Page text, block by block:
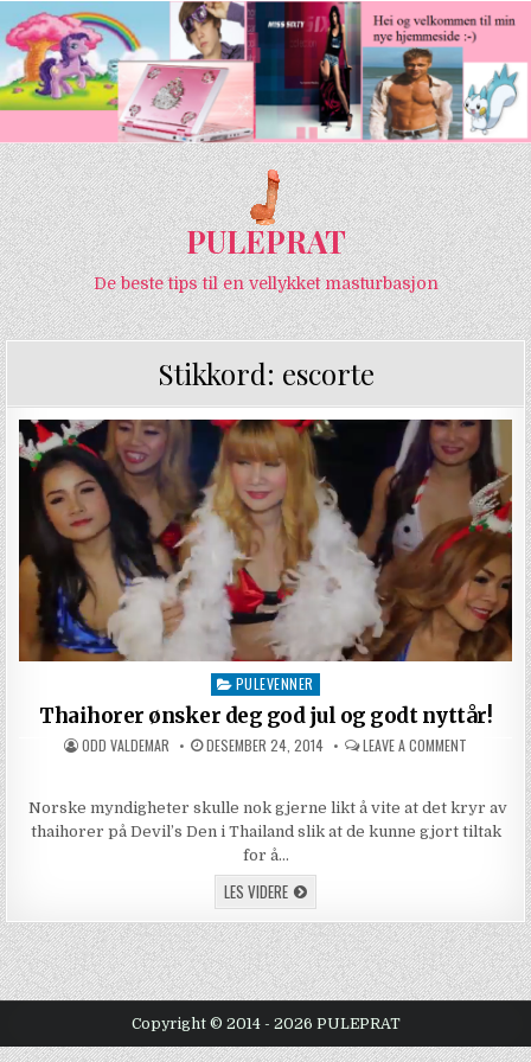
PULEPRAT
De beste tips til en vellykket masturbasjon
Stikkord: escorte
Posted in
PULEVENNER
Thaihorer ønsker deg god jul og godt nyttår!
AUTHOR:
ODD VALDEMAR PUBLISHED DATE:
DESEMBER 24, 2014 LEAVE A COMMENT ON
Norske myndigheter skulle nok gjerne likt å vite at det kryr av
thaihorer på Devil’s Den i Thailand slik at de kunne gjort tiltak
for å…
LES VIDERETHAIHORER ØNSKER DEG GOD JUL OG
Copyright © 2014 - 2026 PULEPRAT